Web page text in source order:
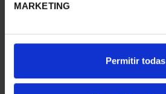
MARKETING
Permitir todas
PROVINCIA COLECCION
COMPLET...